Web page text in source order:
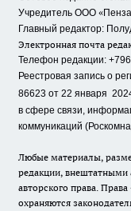
Учредитель ООО «
Главный редактор:
Электронная почта
Телефон редакции:
Реестровая запись о
86623 от 22 января
в сфере связи,
коммуникаций
Любые материалы,
редакции, внештатными
авторского права.
охраняются